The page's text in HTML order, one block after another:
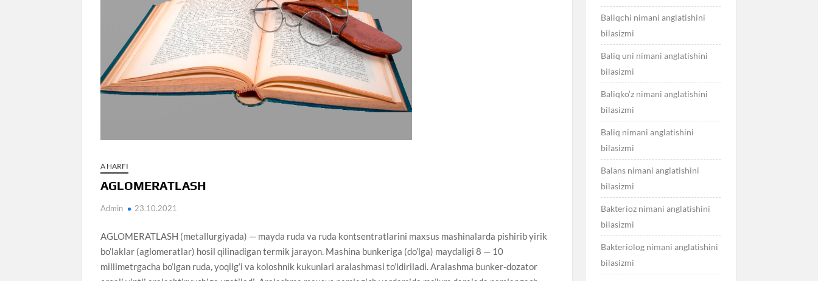
A HARFI
AGLOMERATLASH
Admin 23.10.2021
AGLOMERATLASH (metallurgiyada) — mayda ruda va ruda kontsentratlarini maxsus mashinalarda pishirib yirik
bo’laklar (aglomeratlar) hosil qilinadigan termik jarayon. Mashina bunkeriga (do’lga) maydaligi 8 — 10
millimetrgacha bo’lgan ruda, yoqilg’i va koloshnik kukunlari aralashmasi to’ldiriladi. Aralashma bunker-dozator
Baliqchi nimani anglatishini
bilasizmi
Baliq uni nimani anglatishini
bilasizmi
Baliqko’z nimani anglatishini
bilasizmi
Baliq nimani anglatishini
bilasizmi
Balans nimani anglatishini
bilasizmi
Bakterioz nimani anglatishini
bilasizmi
Bakteriolog nimani anglatishini
bilasizmi